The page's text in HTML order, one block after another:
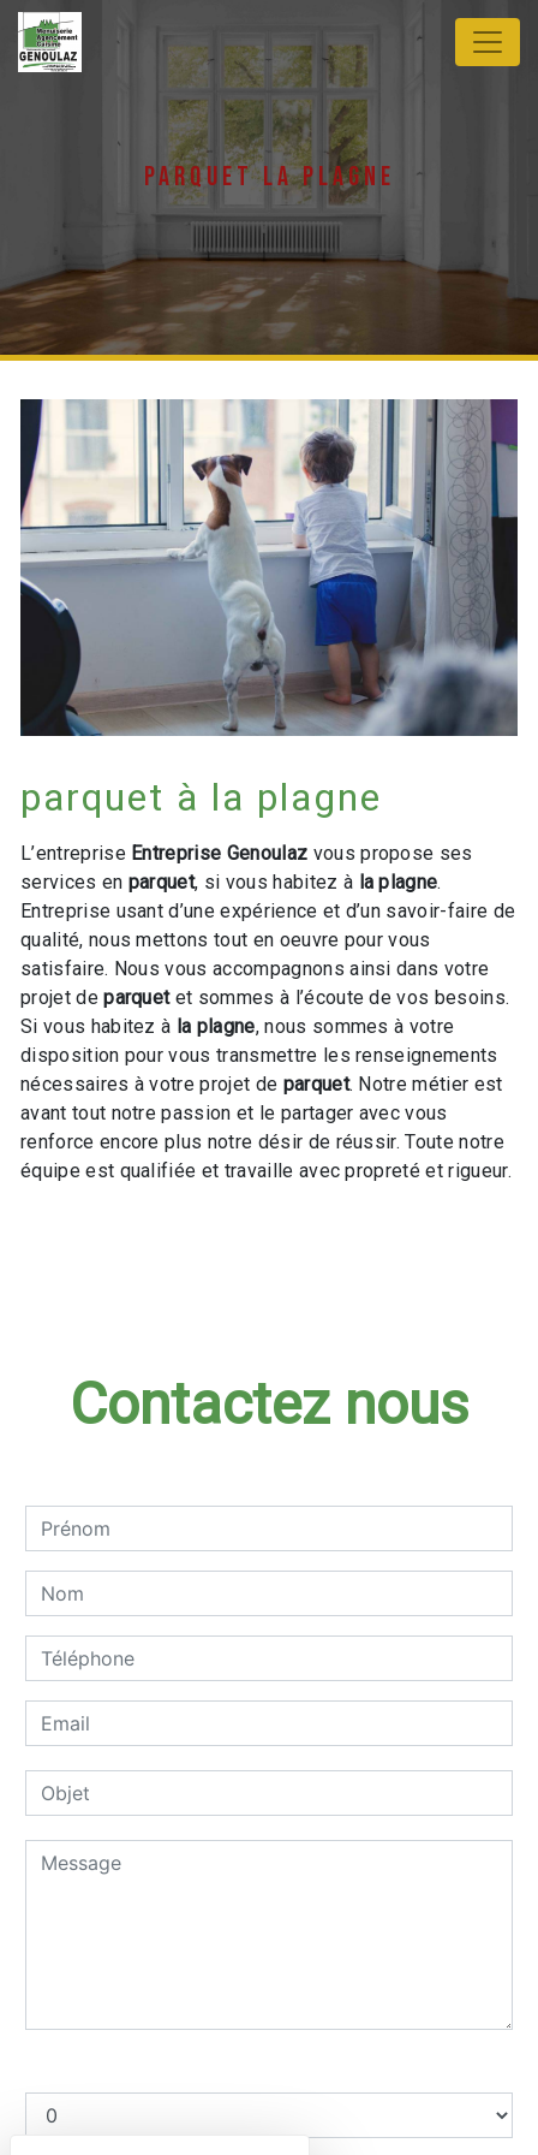
Panneau de gestion des cookies
parquet la plagne
parquet à la plagne
L’entreprise Entreprise Genoulaz vous propose ses
services en parquet, si vous habitez à la plagne.
Entreprise usant d’une expérience et d’un savoir-faire de
qualité, nous mettons tout en oeuvre pour vous
satisfaire. Nous vous accompagnons ainsi dans votre
projet deparquetet sommes à l’écoute de vos besoins.
Si vous habitez à la plagne, nous sommes à votre
disposition pour vous transmettre les renseignements
nécessaires à votre projet de parquet. Notre métier est
avant tout notre passion et le partager avec vous
renforce encore plus notre désir de réussir. Toute notre
équipe est qualifiée et travaille avec propreté et rigueur.
Contactez nous